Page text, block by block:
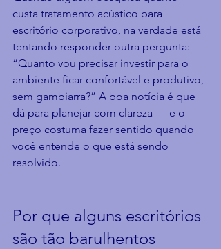
custa tratamento acústico para
escritório corporativo, na verdade está
tentando responder outra pergunta:
“Quanto vou precisar investir para o
ambiente ficar confortável e produtivo,
sem gambiarra?” A boa notícia é que
dá para planejar com clareza — e o
preço costuma fazer sentido quando
você entende o que está sendo
resolvido.
Por que alguns escritórios
são tão barulhentos